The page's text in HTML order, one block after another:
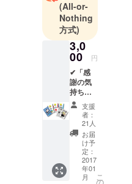
て個人の体
験談や考え
を共有する
場がつくれ
る「防災ト
ランプ」を
開発。
(All-or-
Nothing
方式)
3,0
00 円
✔「感
謝の気
持ち」
✔「サ
ンクス
ター」
✔「Fun
derス
テッ
カー
(白)」
支援
者：
21人
お届
け予
定：
2017
年01
月
こ